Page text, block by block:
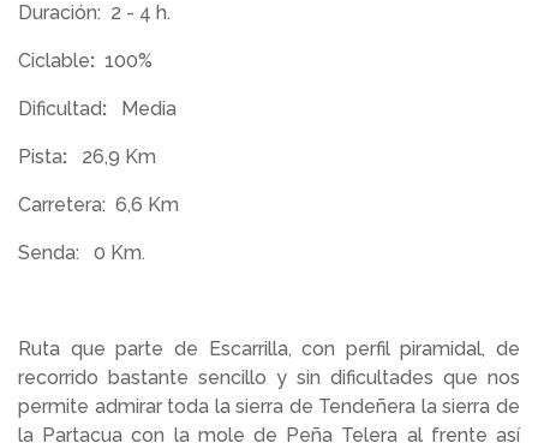
Duración: 2 - 4 h.
Ciclable: 100%
Dificultad: Media
Pista: 26,9 Km
Carretera: 6,6 Km
Senda: 0 Km.
Ruta que parte de Escarrilla, con perfil piramidal, de
recorrido bastante sencillo y sin dificultades que nos
permite admirar toda la sierra de Tendeñera la sierra de
la Partacua con la mole de Peña Telera al frente así